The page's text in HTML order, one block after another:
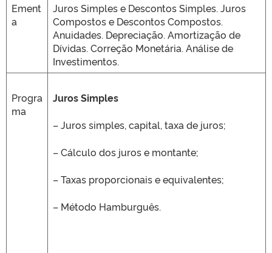
Ement
a
Juros Simples e Descontos Simples. Juros
Compostos e Descontos Compostos.
Anuidades. Depreciação. Amortização de
Dívidas. Correção Monetária. Análise de
Investimentos.
Progra
ma
Juros Simples
– Juros simples, capital, taxa de juros;
– Cálculo dos juros e montante;
– Taxas proporcionais e equivalentes;
– Método Hamburguês.